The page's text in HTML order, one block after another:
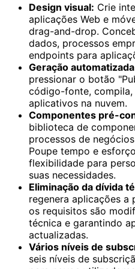
Design visual: Crie
aplicações Web e
drag-and-drop.
dados, processos
endpoints para
Geração
pressionar o botão
código-fonte,
aplicativos na nuvem.
Componentes pré-
biblioteca de
processos de
Poupe tempo e
flexibilidade para
suas necessidades.
Eliminação da dívida
regenera aplicações
os requisitos são
técnica e garantindo
actualizadas.
Vários níveis de
seis níveis de